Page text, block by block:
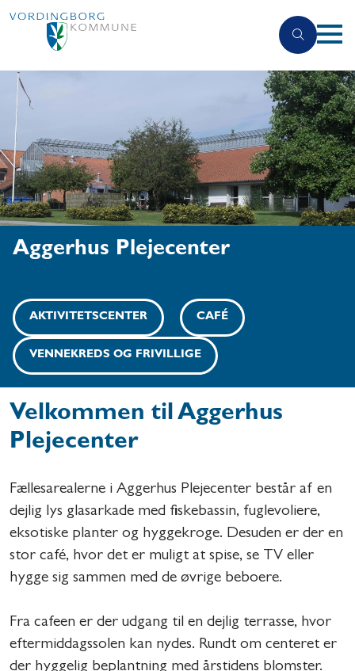
Aggerhus Plejecenter
AKTIVITETSCENTER CAFÉ
VENNEKREDS OG FRIVILLIGE
Velkommen til Aggerhus
Plejecenter
Fællesarealerne i Aggerhus Plejecenter består af en
dejlig lys glasarkade med fiskebassin, fuglevoliere,
eksotiske planter og hyggekroge. Desuden er der en
stor café, hvor det er muligt at spise, se TV eller
hygge sig sammen med de øvrige beboere.
Fra cafeen er der udgang til en dejlig terrasse, hvor
eftermiddagssolen kan nydes. Rundt om centeret er
der hyggelig beplantning med årstidens blomster.